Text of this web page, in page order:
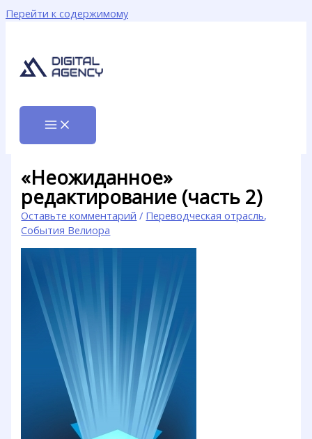
Перейти к содержимому
«Неожиданное»
редактирование (часть 2)
Оставьте комментарий / Переводческая отрасль,
События Велиора